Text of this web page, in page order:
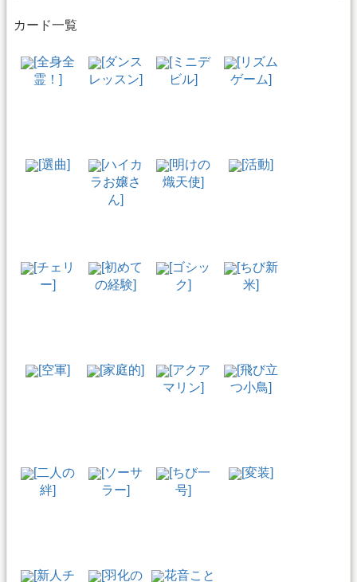
カード一覧
[全身全
霊！]
[ダンス
レッスン]
[ミニデ
ビル]
[リズム
ゲーム]
[選曲]
[ハイカ
ラお嬢さ
ん]
[明けの
熾天使]
[活動]
[チェリ
ー]
[初めて
の経験]
[ゴシッ
ク]
[ちび新
米]
[空軍] [家庭的]
[アクア
マリン]
[飛び立
つ小鳥]
[二人の
絆]
[ソーサ
ラー]
[ちび一
号]
[変装]
[新人チ [羽化の 花音こと